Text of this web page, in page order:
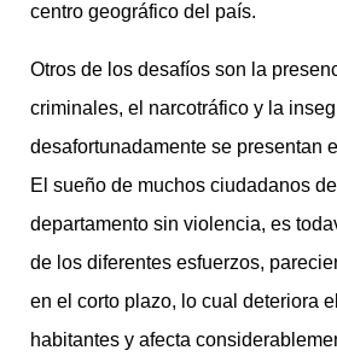
centro geográfico del país.
Otros de los desafíos son la
criminales, el narcotráfico y la
desafortunadamente se presentan
El sueño de muchos ciudadanos
departamento sin violencia, es
de los diferentes esfuerzos,
en el corto plazo, lo cual deteriora
habitantes y afecta